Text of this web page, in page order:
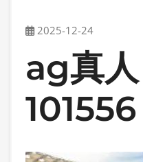
2025-12-24
ag真